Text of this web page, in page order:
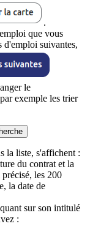
.
que vous
d'emploi suivantes,
le
exemple les trier
la liste, s'affichent :
du contrat et la
les 200
la date de
sur son intitulé
: